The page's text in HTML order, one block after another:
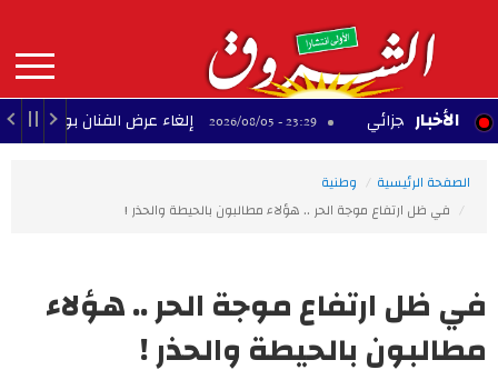
contenu
principal
MAIN
NAVIGATION الأخبار
الجزائي 23:29 - 2026/08/05 إلغاء عرض الفنان بودشار ضمن
الصفحة الرئيسية
وطنية
في ظل ارتفاع موجة الحر .. هؤلاء مطالبون بالحيطة والحذر !
في ظل ارتفاع موجة الحر .. هؤلاء
مطالبون بالحيطة والحذر !